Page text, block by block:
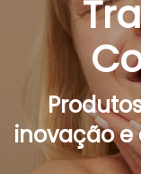
inovação